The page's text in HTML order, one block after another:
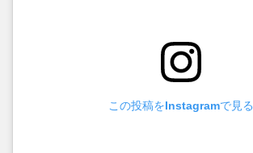
この投稿をInstagramで見る